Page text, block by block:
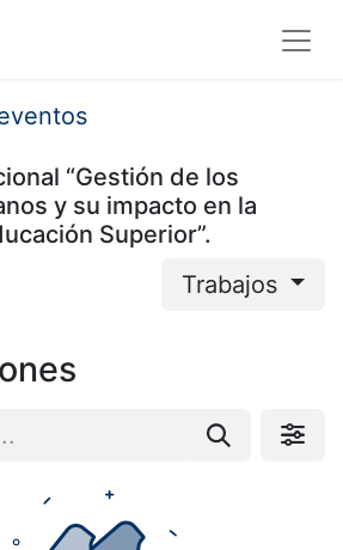
“Gestión de los
y su impacto en la
Superior”.
Trabajos